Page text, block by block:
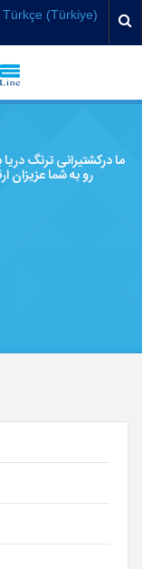
Türkçe (Türkiye)
ما درکشتیرانی ترنگ
رو به شما عزیزان